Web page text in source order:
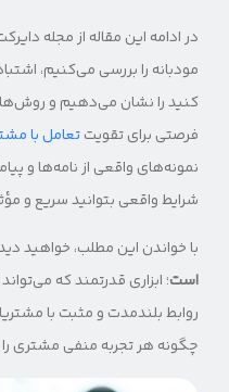
در ادامه این مقاله از مجله
مودبانه را بررسی می‌کنیم،
کنید را نشان می‌دهیم و
فرصتی برای تقویتتعامل با
نمونه‌های واقعی از نامه‌ها و
شرایط واقعی بتوانید سریع و
با خواندن این مطلب، خواهید
است؛ ابزاری قدرتمند که
روابط بلندمدت و مثبت با
چگونه هر تجربه منفی مشتری